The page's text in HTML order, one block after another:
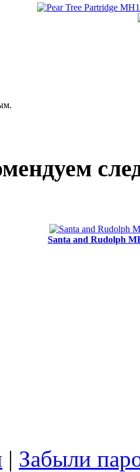
Santa and Rudolph
| Забыли